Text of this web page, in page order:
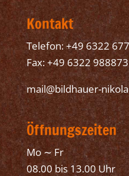
Kontakt
Telefon: +49 6322
Fax: +49 6322 988873
mail@bildhauer-
Öffnungszeiten
Mo ∼ Fr
08.00 bis 13.00 Uhr